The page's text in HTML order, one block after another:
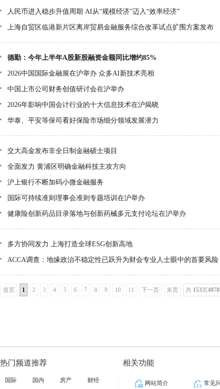
人民币进入稳步升值周期 AI从“规模经济”迈入“效率经济”
上海自贸区临港新片区离岸贸易金融服务综合改革试点扩围方案发布
德勤：今年上半年A股新股融资金额同比增约85%
2026中国国际金融展在沪举办 众多AI新技术亮相
中国上市公司财务创值研讨会在沪举办
2026年影响中国会计行业的十大信息技术在沪揭晓
华泰、平安等保司看好保险市场细分领域发展潜力
交大高金发布非全日制金融硕士项目
全面发力 黄浦区明确金融科技主攻方向
沪上银行不断加码小微金融服务
国际可持续准则理事会准则专题培训在沪举办
健康险创新药品目录落地与创新药械多元支付论坛在沪举办
多方协同发力 上海打造全球ESG创新高地
ACCA调查：地缘政治不稳定性已跃升为财会专业人士眼中的首要风险
首页 1 2 3 4 5 6 7 8 9 10 11 下一页 末页 共 153页4878
热门频道推荐
国际 国内 房产 财经
相关功能
网站简介 常见